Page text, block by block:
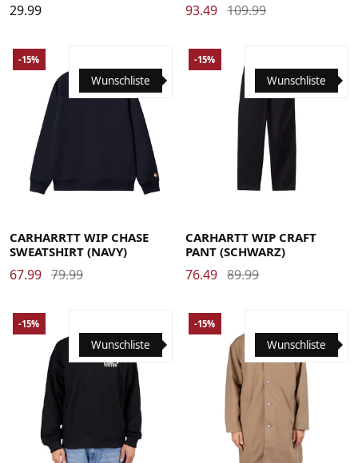
29.99 93.49 109.99
Wunschliste
-15%
CARHARRTT WIP CHASE
SWEATSHIRT (NAVY)
67.99 79.99
Wunschliste
-15%
CARHARTT WIP CRAFT
PANT (SCHWARZ)
76.49 89.99
Wunschliste
-15%
Wunschliste
-15%